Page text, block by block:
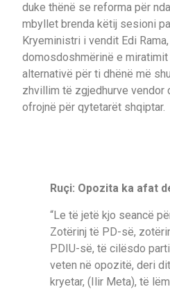
duke thënë se reforma për
mbyllet brenda këtij sesioni
Kryeministri i vendit Edi
domosdoshmërinë e
alternativë për ti dhënë më
zhvillim të zgjedhurve vendor
ofrojnë për qytetarët shqiptar.
Ruçi: Opozita ka afat
“Le të jetë kjo seancë
Zotërinj të PD-së,
PDIU-së, të cilësdo
veten në opozitë, deri
kryetar, (Ilir Meta), të